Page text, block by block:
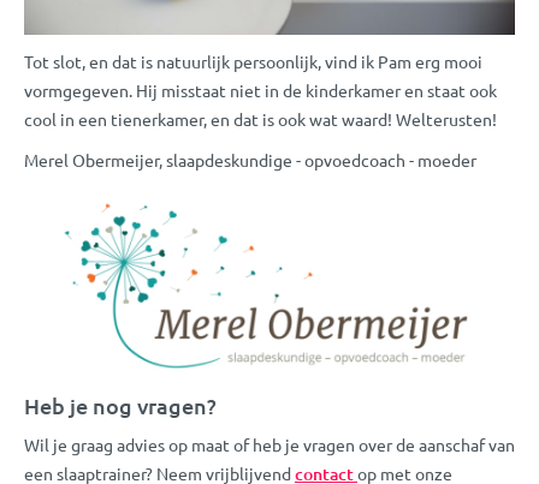
Tot slot, en dat is natuurlijk persoonlijk, vind ik Pam erg mooi
vormgegeven. Hij misstaat niet in de kinderkamer en staat ook
cool in een tienerkamer, en dat is ook wat waard! Welterusten!
Merel Obermeijer, slaapdeskundige - opvoedcoach - moeder
Heb je nog vragen?
Wil je graag advies op maat of heb je vragen over de aanschaf van
een slaaptrainer? Neem vrijblijvend contactop met onze